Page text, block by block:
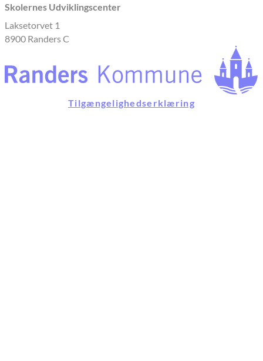
Skolernes Udviklingscenter
Laksetorvet 1
8900 Randers C
Tilgængelighedserklæring